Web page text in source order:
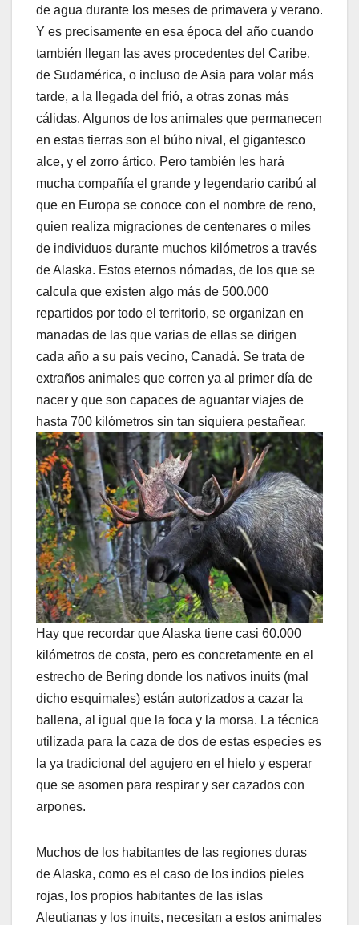
de agua durante los meses de primavera y verano.
Y es precisamente en esa época del año cuando
también llegan las aves procedentes del Caribe,
de Sudamérica, o incluso de Asia para volar más
tarde, a la llegada del frió, a otras zonas más
cálidas. Algunos de los animales que permanecen
en estas tierras son el búho nival, el gigantesco
alce, y el zorro ártico. Pero también les hará
mucha compañía el grande y legendario caribú al
que en Europa se conoce con el nombre de reno,
quien realiza migraciones de centenares o miles
de individuos durante muchos kilómetros a través
de Alaska. Estos eternos nómadas, de los que se
calcula que existen algo más de 500.000
repartidos por todo el territorio, se organizan en
manadas de las que varias de ellas se dirigen
cada año a su país vecino, Canadá. Se trata de
extraños animales que corren ya al primer día de
nacer y que son capaces de aguantar viajes de
hasta 700 kilómetros sin tan siquiera pestañear.
Hay que recordar que Alaska tiene casi 60.000
kilómetros de costa, pero es concretamente en el
estrecho de Bering donde los nativos inuits (mal
dicho esquimales) están autorizados a cazar la
ballena, al igual que la foca y la morsa. La técnica
utilizada para la caza de dos de estas especies es
la ya tradicional del agujero en el hielo y esperar
que se asomen para respirar y ser cazados con
arpones.
Muchos de los habitantes de las regiones duras
de Alaska, como es el caso de los indios pieles
rojas, los propios habitantes de las islas
Aleutianas y los inuits, necesitan a estos animales